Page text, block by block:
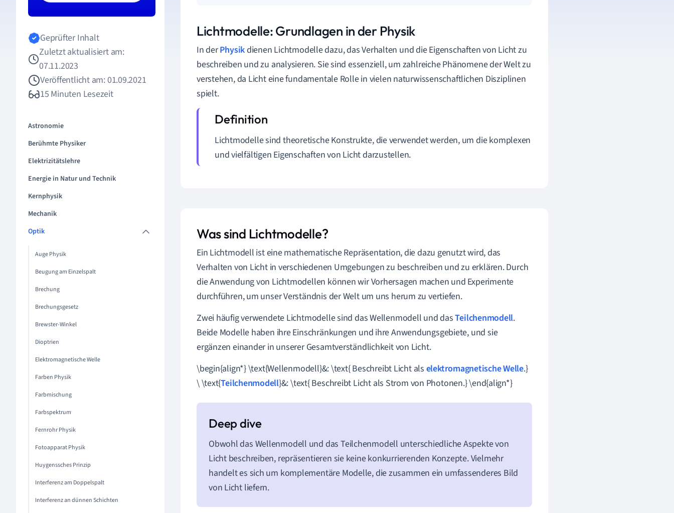
Geprüfter Inhalt
Zuletzt aktualisiert am:
07.11.2023
Veröffentlicht am: 01.09.2021
15 Minuten Lesezeit
Astronomie
Berühmte Physiker
Elektrizitätslehre
Energie in Natur und Technik
Kernphysik
Mechanik
Optik
Auge Physik
Beugung am Einzelspalt
Brechung
Brechungsgesetz
Brewster-Winkel
Dioptrien
Elektromagnetische Welle
Farben Physik
Farbmischung
Farbspektrum
Fernrohr Physik
Fotoapparat Physik
Huygenssches Prinzip
Interferenz am Doppelspalt
Interferenz an dünnen Schichten
Lichtmodelle: Grundlagen in der Physik
In derPhysikdienen Lichtmodelle dazu, das Verhalten und die Eigenschaften von Licht zu
beschreiben und zu analysieren. Sie sind essenziell, um zahlreiche Phänomene der Welt zu
verstehen, da Licht eine fundamentale Rolle in vielen naturwissenschaftlichen Disziplinen
spielt.
Lichtmodelle sind theoretische Konstrukte, die verwendet werden, um die komplexen
und vielfältigen Eigenschaften von Licht darzustellen.
Was sind Lichtmodelle?
Ein Lichtmodell ist eine mathematische Repräsentation, die dazu genutzt wird, das
Verhalten von Licht in verschiedenen Umgebungen zu beschreiben und zu erklären. Durch
die Anwendung von Lichtmodellen können wir Vorhersagen machen und Experimente
durchführen, um unser Verständnis der Welt um uns herum zu vertiefen.
Zwei häufig verwendete Lichtmodelle sind das Wellenmodell und dasTeilchenmodell.
Beide Modelle haben ihre Einschränkungen und ihre Anwendungsgebiete, und sie
ergänzen einander in unserer Gesamtverständlichkeit von Licht.
\begin{align*} \text{Wellenmodell}&: \text{ Beschreibt Licht als elektromagnetische Welle.}
\\text{Teilchenmodell}&: \text{ Beschreibt Licht als Strom von Photonen.} \end{align*}
Obwohl das Wellenmodell und das Teilchenmodell unterschiedliche Aspekte von
Licht beschreiben, repräsentieren sie keine konkurrierenden Konzepte. Vielmehr
handelt es sich um komplementäre Modelle, die zusammen ein umfassenderes Bild
von Licht liefern.